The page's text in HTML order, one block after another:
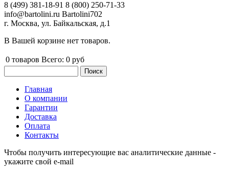
8 (499) 381-18-91 8 (800) 250-71-33
info@bartolini.ru Bartolini702
г. Москва, ул. Байкальская, д.1
В Вашей корзине нет товаров.
0 товаров Всего: 0 руб
Главное меню
Главная
О компании
Гарантии
Доставка
Оплата
Контакты
Чтобы получить интересующие вас аналитические данные -
укажите свой e-mail